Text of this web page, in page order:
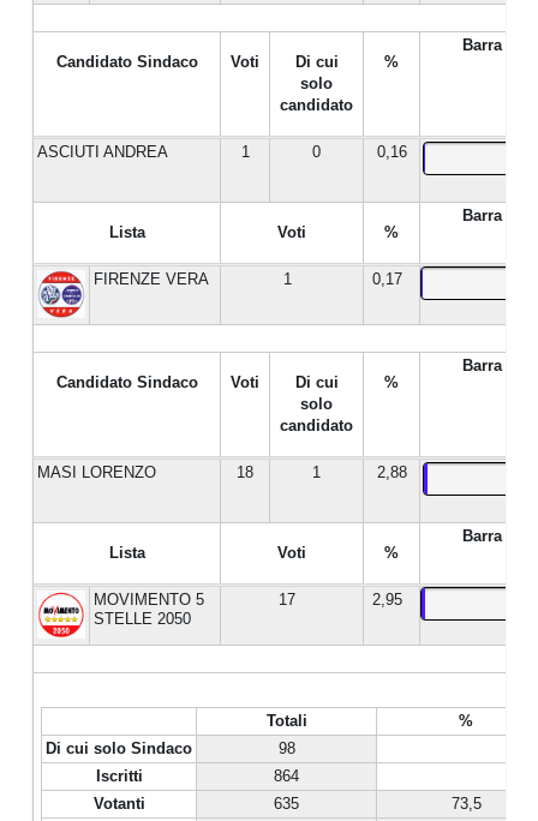
Candidato Sindaco Voti
Di cui
solo
candidato
%
Barra %
ASCIUTI ANDREA 1 0 0,16
Lista Voti %
Barra %
FIRENZE VERA 1 0,17
Candidato Sindaco Voti
Di cui
solo
candidato
%
Barra %
MASI LORENZO 18 1 2,88
Lista Voti %
Barra %
MOVIMENTO 5
STELLE 2050
17 2,95
Totali
%
Di cui solo Sindaco
98
Iscritti
864
Votanti
635
73,5